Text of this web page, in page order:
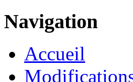
Navigation
Accueil